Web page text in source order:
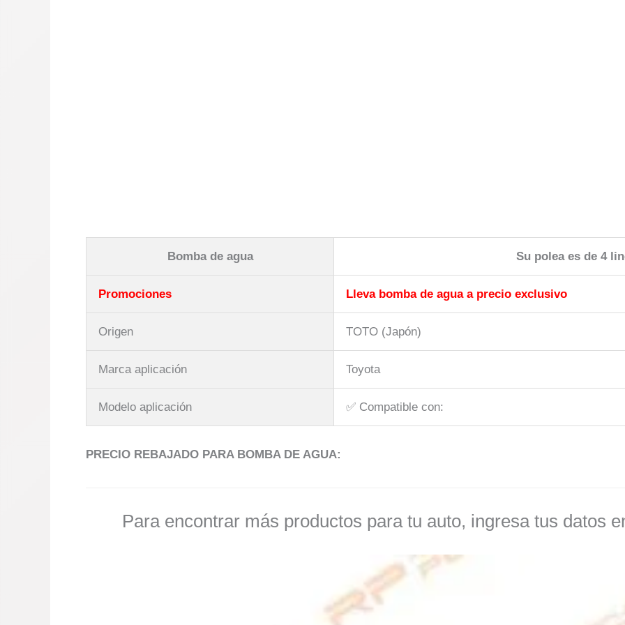
Bomba de agua Su polea es de 4
Promociones Lleva bomba de agua a precio exclusivo
Origen TOTO (Japón)
Marca aplicación Toyota
Modelo aplicación ✅​ Compatible con:
PRECIO REBAJADO PARA BOMBA DE AGUA:
Para encontrar más productos para tu auto, ingresa tus datos